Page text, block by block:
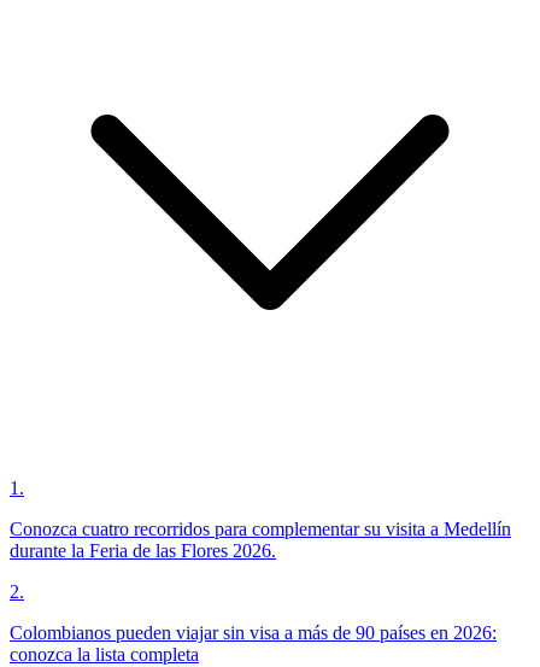
1 .
Conozca cuatro recorridos para complementar su visita a Medellín
durante la Feria de las Flores 2026.
2.
Colombianos pueden viajar sin visa a más de 90 países en 2026:
conozca la lista completa